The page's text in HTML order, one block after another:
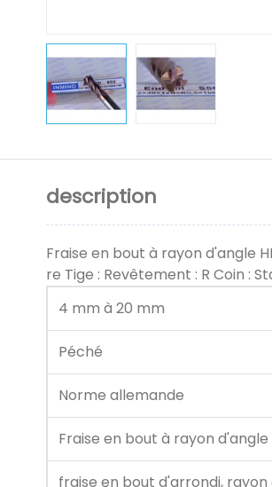
description
Fraise en bout à rayon d'angle
re Tige : Revêtement : R Coin :
4 mm à 20 mm
Péché
Norme allemande
Fraise en bout à rayon d'angle
fraise en bout d'arrondi,